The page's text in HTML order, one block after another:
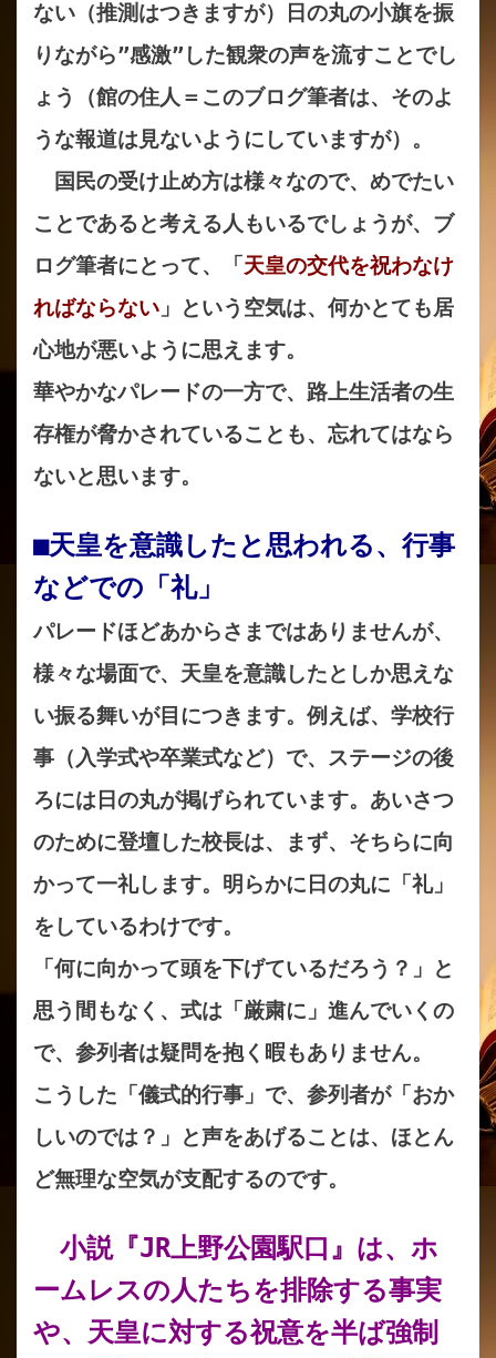
ない（推測はつきますが）日の丸の小旗を振
りながら”感激”した観衆の声を流すことでし
ょう（館の住人＝このブログ筆者は、そのよ
うな報道は見ないようにしていますが）。
国民の受け止め方は様々なので、めでたい
ことであると考える人もいるでしょうが、ブ
ログ筆者にとって、「 天皇の交代を祝わなけ
ればならない 」という空気は、何かとても居
心地が悪いように思えます。
華やかなパレードの一方で、路上生活者の生
存権が脅かされていることも、忘れてはなら
ないと思います。
■天皇を意識したと思われる、行事
などでの「礼」
パレードほどあからさまではありませんが、
様々な場面で、天皇を意識したとしか思えな
い振る舞いが目につきます。例えば、学校行
事（入学式や卒業式など）で、ステージの後
ろには日の丸が掲げられています。あいさつ
のために登壇した校長は、まず、そちらに向
かって一礼します。明らかに日の丸に「礼」
をしているわけです。
「何に向かって頭を下げているだろう？」と
思う間もなく、式は「厳粛に」進んでいくの
で、参列者は疑問を抱く暇もありません。
こうした「儀式的行事」で、参列者が「おか
しいのでは？」と声をあげることは、ほとん
ど無理な空気が支配するのです。
小説『JR上野公園駅口』は、ホ
ームレスの人たちを排除する事実
や、天皇に対する祝意を半ば強制